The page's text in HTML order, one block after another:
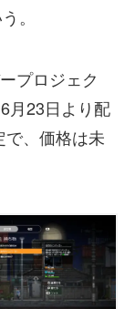
。
プロジェク
月23日より配
、価格は未